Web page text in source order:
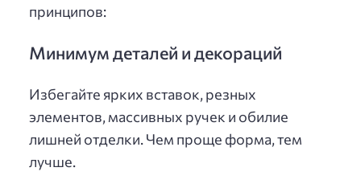
принципов:
Минимум деталей и декораций
Избегайте ярких вставок, резных
элементов, массивных ручек и обилие
лишней отделки. Чем проще форма, тем
лучше.